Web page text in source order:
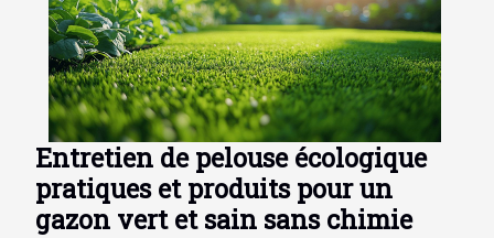
Entretien de pelouse écologique
pratiques et produits pour un
gazon vert et sain sans chimie